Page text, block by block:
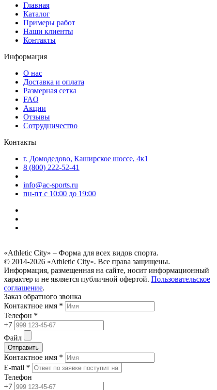
Главная
Каталог
Примеры работ
Наши клиенты
Контакты
Информация
О нас
Доставка и оплата
Размерная сетка
FAQ
Акции
Отзывы
Сотрудничество
Контакты
г. Домодедово, Каширское шоссе, 4к1
8 (800) 222-52-41
info@ac-sports.ru
пн-пт c 10:00 до 19:00
«Athletic City» – Форма для всех видов спорта.
© 2014-2026 «Athletic City». Все права защищены.
Информация, размещенная на сайте, носит информационный
характер и не является публичной офертой. Пользовательское
соглашение.
Заказ обратного звонка
Контактное имя *
Телефон *
+7
Файл
Отправить
Контактное имя *
E-mail *
Телефон
+7